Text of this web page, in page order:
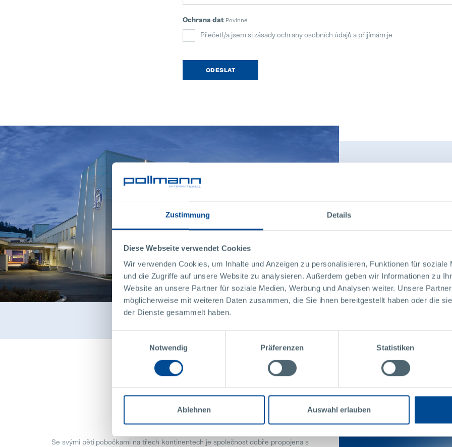
Zustimmung Details
Diese Webseite verwendet Cookies
Wir verwenden Cookies, um Inhalte und Anzeigen zu personalisieren, Funktionen für soziale
und die Zugriffe auf unsere Website zu analysieren. Außerdem geben wir Informationen zu
Website an unsere Partner für soziale Medien, Werbung und Analysen weiter. Unsere
möglicherweise mit weiteren Daten zusammen, die Sie ihnen bereitgestellt haben oder die
der Dienste gesammelt haben.
Notwendig
Präferenzen Statistiken
Ablehnen Auswahl erlauben
Ochrana dat Povinné
Přečetl/a jsem si zásady ochrany osobních údajů a přijímám je.
ODESLAT
Pollmann
Již více jak 135 let se
Nachází se zde centrum
Pollmann International
Raabser Str.1
3822 Karlstein/Thaya
Austria
Všechny pobočky
Doma všude po světě
Se svými pěti pobočkami na třech kontinentech je společnost dobře propojena s